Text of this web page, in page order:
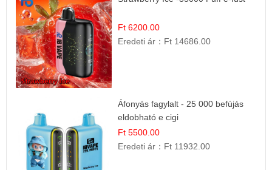
Ft 6200.00
Eredeti ár： Ft 14686.00
Áfonyás fagylalt - 25 000 befújás
eldobható e cigi
Ft 5500.00
Eredeti ár： Ft 11932.00